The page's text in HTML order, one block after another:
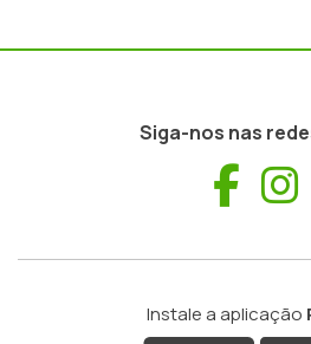
Siga-nos nas
Instale a aplicação